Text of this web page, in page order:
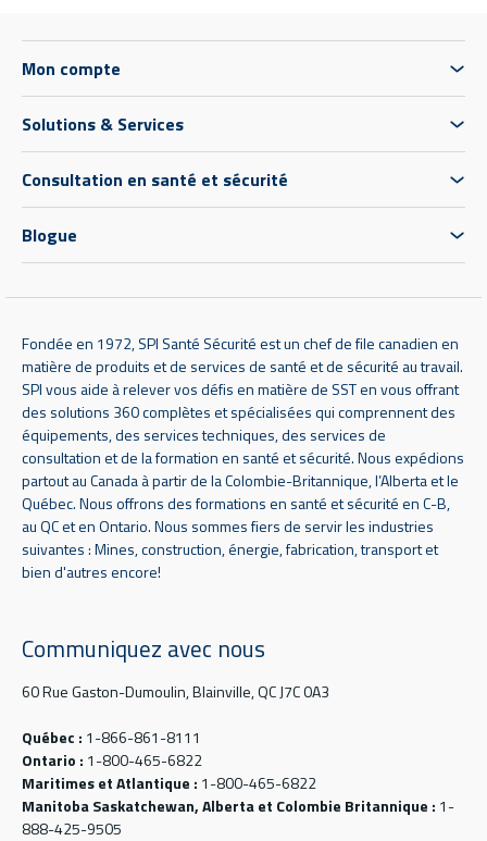
Mon compte
Solutions & Services
Consultation en santé et sécurité
Blogue
Fondée en 1972, SPI Santé Sécurité est un chef de file canadien en
matière de produits et de services de santé et de sécurité au travail.
SPI vous aide à relever vos défis en matière de SST en vous offrant
des solutions 360 complètes et spécialisées qui comprennent des
équipements, des services techniques, des services de
consultation et de la formation en santé et sécurité. Nous expédions
partout au Canada à partir de la Colombie-Britannique, l’Alberta et le
Québec. Nous offrons des formations en santé et sécurité en C-B,
au QC et en Ontario. Nous sommes fiers de servir les industries
suivantes : Mines, construction, énergie, fabrication, transport et
bien d'autres encore!
Communiquez avec nous
60 Rue Gaston-Dumoulin, Blainville, QC J7C 0A3
Québec : 1-866-861-8111
Ontario : 1-800-465-6822
Maritimes et Atlantique : 1-800-465-6822
Manitoba Saskatchewan, Alberta et Colombie Britannique : 1-
888-425-9505